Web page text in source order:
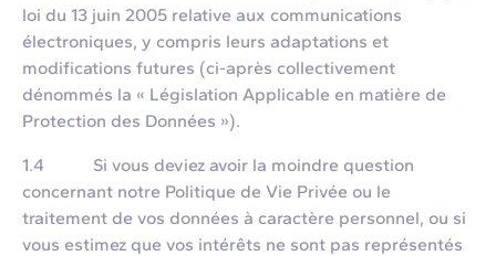
loi du 13 juin 2005 relative aux communications
électroniques, y compris leurs adaptations et
modifications futures (ci-après collectivement
dénommés la « Législation Applicable en matière de
Protection des Données »).
1.4 Si vous deviez avoir la moindre question
concernant notre Politique de Vie Privée ou le
traitement de vos données à caractère personnel, ou si
vous estimez que vos intérêts ne sont pas représentés